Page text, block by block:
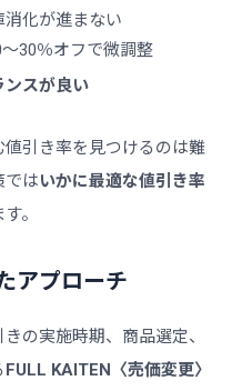
化が進まない
30％オフで微調整
ンスが良い
引き率を見つけるのは難
ではいかに最適な値引き率
。
アプローチ
の実施時期、商品選定、
FULL KAITEN〈売価変更〉